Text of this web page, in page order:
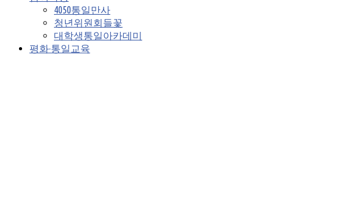
4050통일만사
청년위원회들꽃
대학생통일아카데미
평화·통일교육